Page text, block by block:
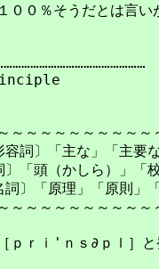
０％そうだとは言い
～～～～～～～～
主な」「主要な
ら）」「校長
理」「原則」「
～～～～～～～～
ｒｉ'ｎｓ∂ｐｌ］と